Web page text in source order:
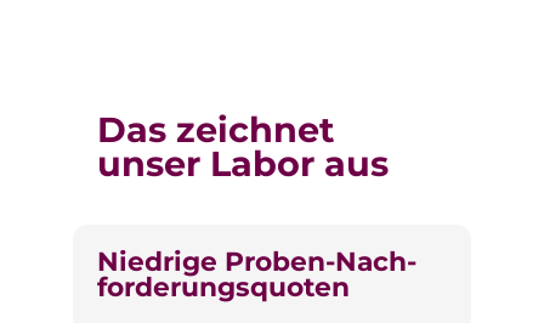
Das zeichnet
unser Labor aus
Niedrige Proben-Nach­
forderungs­quoten